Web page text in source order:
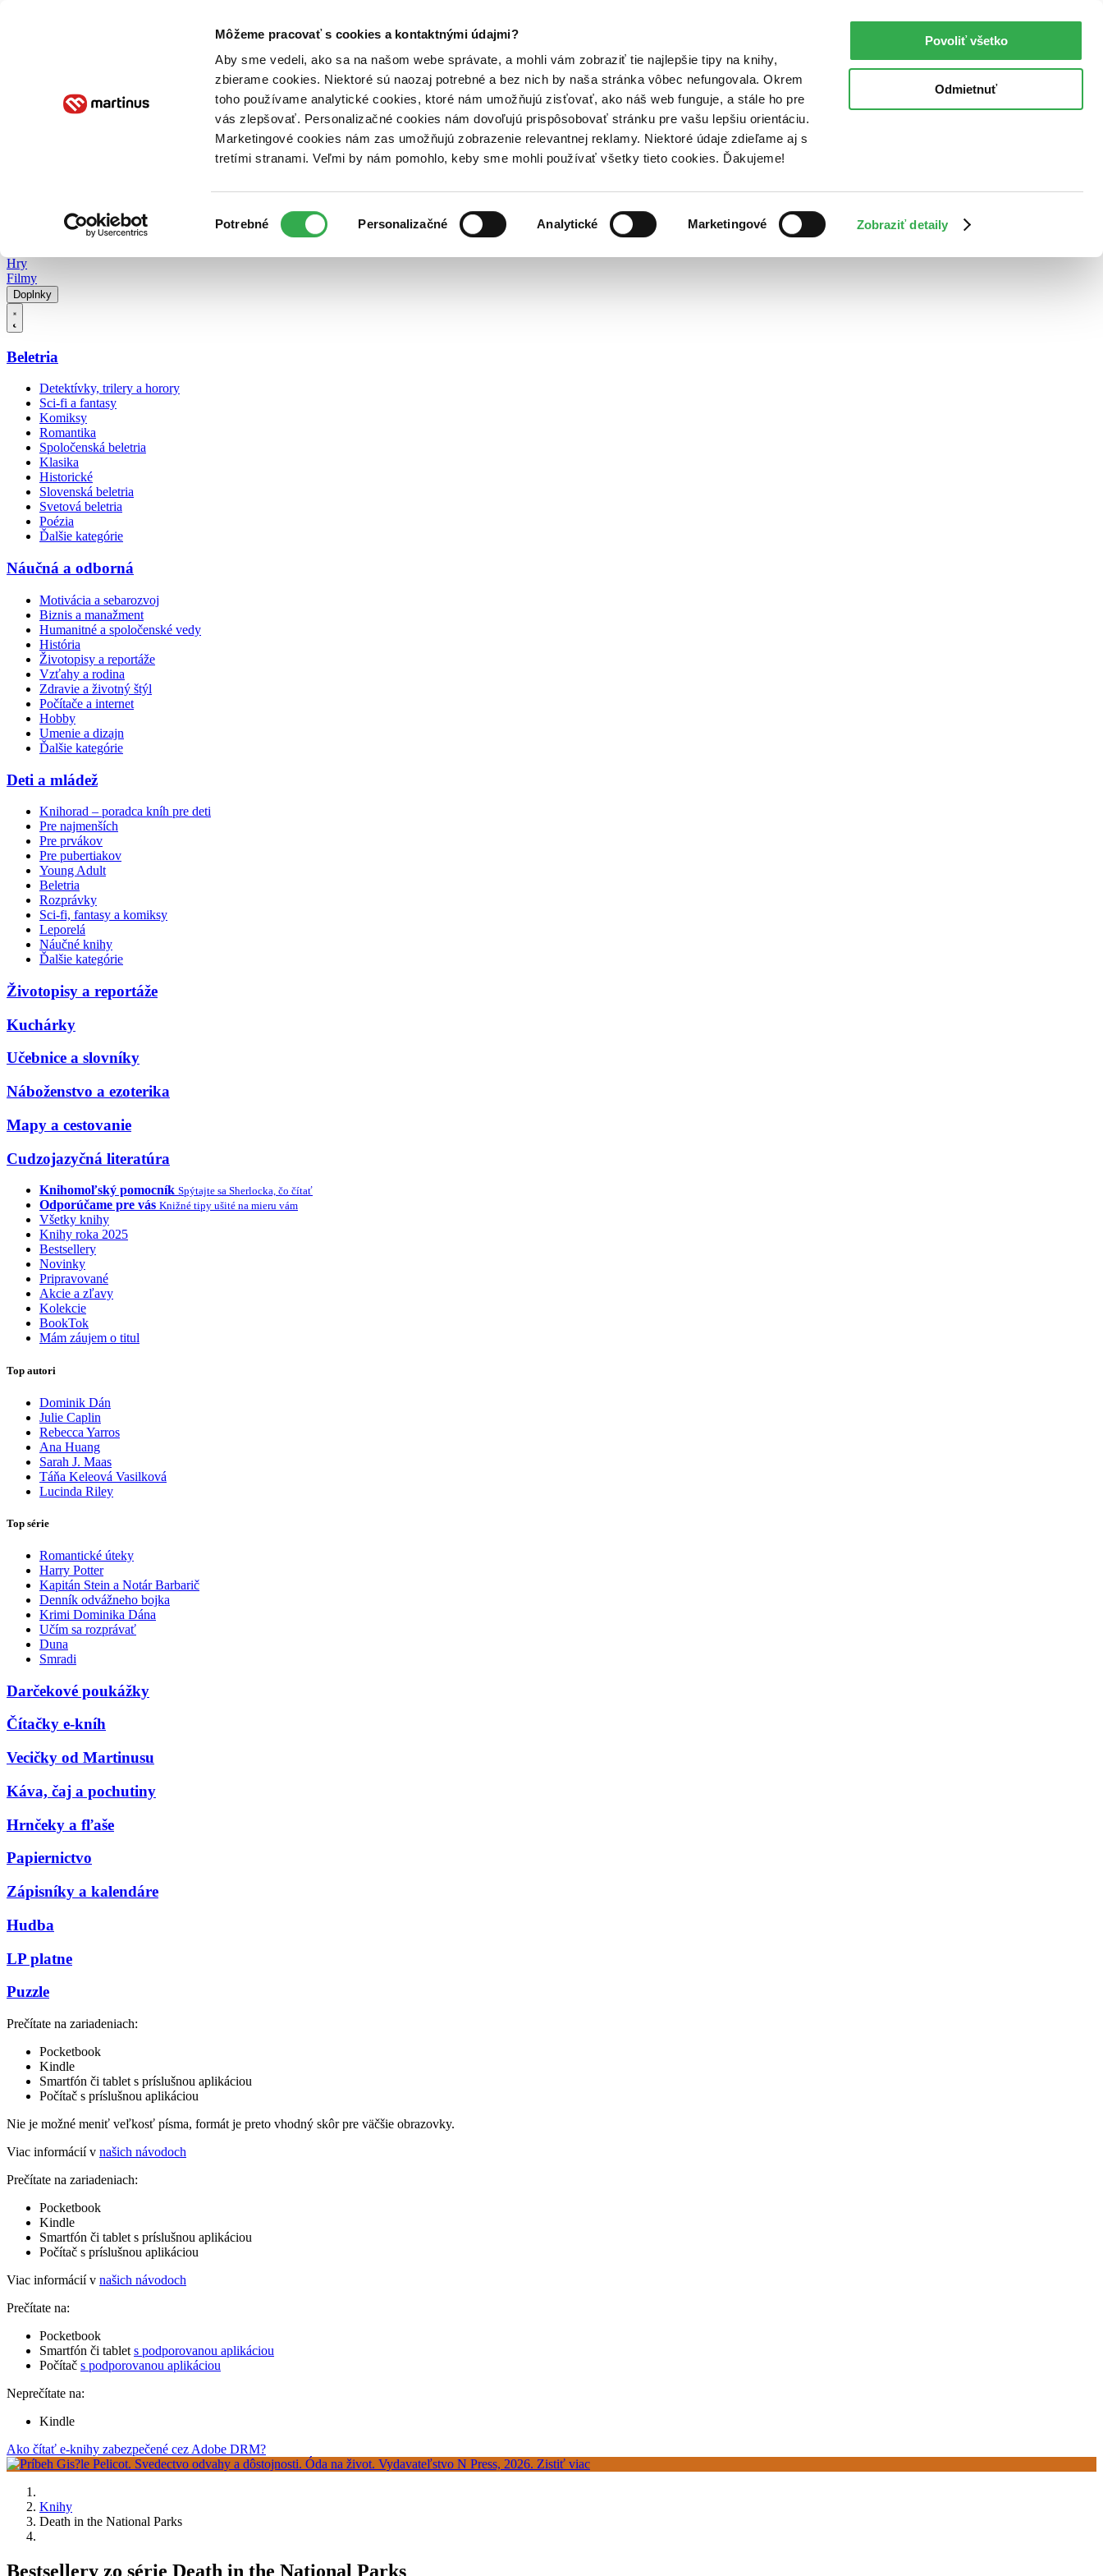
Môžeme pracovať s cookies a kontaktnými údajmi?
Aby sme vedeli, ako sa na našom webe správate, a mohli vám zobraziť tie najlepšie tipy na knihy,
zbierame cookies. Niektoré sú naozaj potrebné a bez nich by naša stránka vôbec nefungovala. Okrem
toho používame analytické cookies, ktoré nám umožňujú zisťovať, ako náš web funguje, a stále ho pre
vás zlepšovať. Personalizačné cookies nám dovoľujú prispôsobovať stránku pre vašu lepšiu orientáciu.
Marketingové cookies nám zas umožňujú zobrazenie relevantnej reklamy. Niektoré údaje zdieľame aj s
tretími stranami. Veľmi by nám pomohlo, keby sme mohli používať všetky tieto cookies. Ďakujeme!
súhlasu
Potrebné Personalizačné Analytické Marketingové Zobraziť detaily
Povoliť všetko
Odmietnuť
Poukážky Kontakt
Hry
Filmy
Doplnky
Beletria
Detektívky, trilery a horory
Sci-fi a fantasy
Komiksy
Romantika
Spoločenská beletria
Klasika
Historické
Slovenská beletria
Svetová beletria
Poézia
Ďalšie kategórie
Náučná a odborná
Motivácia a sebarozvoj
Biznis a manažment
Humanitné a spoločenské vedy
História
Životopisy a reportáže
Vzťahy a rodina
Zdravie a životný štýl
Počítače a internet
Hobby
Umenie a dizajn
Ďalšie kategórie
Deti a mládež
Knihorad – poradca kníh pre deti
Pre najmenších
Pre prvákov
Pre pubertiakov
Young Adult
Beletria
Rozprávky
Sci-fi, fantasy a komiksy
Leporelá
Náučné knihy
Ďalšie kategórie
Životopisy a reportáže
Kuchárky
Učebnice a slovníky
Náboženstvo a ezoterika
Mapy a cestovanie
Cudzojazyčná literatúra
Knihomoľský pomocník Spýtajte sa Sherlocka, čo čítať
Odporúčame pre vás Knižné tipy ušité na mieru vám
Všetky knihy
Knihy roka 2025
Bestsellery
Novinky
Pripravované
Akcie a zľavy
Kolekcie
BookTok
Mám záujem o titul
Top autori
Dominik Dán
Julie Caplin
Rebecca Yarros
Ana Huang
Sarah J. Maas
Táňa Keleová Vasilková
Lucinda Riley
Top série
Romantické úteky
Harry Potter
Kapitán Stein a Notár Barbarič
Denník odvážneho bojka
Krimi Dominika Dána
Učím sa rozprávať
Duna
Smradi
Darčekové poukážky
Čítačky e-kníh
Vecičky od Martinusu
Káva, čaj a pochutiny
Hrnčeky a fľaše
Papiernictvo
Zápisníky a kalendáre
Hudba
LP platne
Puzzle
Prečítate na zariadeniach:
Pocketbook
Kindle
Smartfón či tablet s príslušnou aplikáciou
Počítač s príslušnou aplikáciou
Nie je možné meniť veľkosť písma, formát je preto vhodný skôr pre väčšie obrazovky.
Viac informácií v našich návodoch
Prečítate na zariadeniach:
Pocketbook
Kindle
Smartfón či tablet s príslušnou aplikáciou
Počítač s príslušnou aplikáciou
Viac informácií v našich návodoch
Prečítate na:
Pocketbook
Smartfón či tablet s podporovanou aplikáciou
Počítač s podporovanou aplikáciou
Neprečítate na:
Kindle
Ako čítať e-knihy zabezpečené cez Adobe DRM?
Knihy
Death in the National Parks
Bestsellery zo série Death in the National Parks